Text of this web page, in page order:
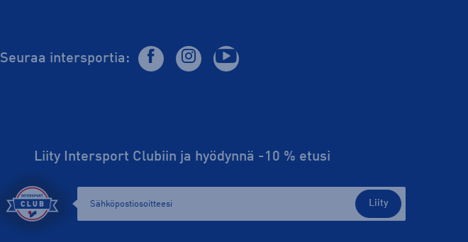
Seuraa intersportia:
Liity Intersport Clubiin ja hyödynnä -10 % etusi
Liity